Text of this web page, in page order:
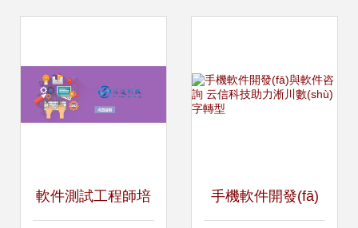
軟件測試工程師培 手機軟件開發(fā)